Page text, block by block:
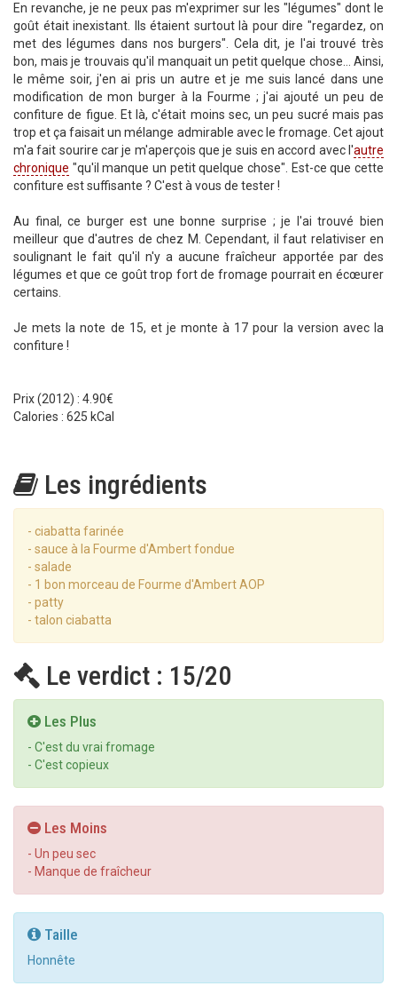
En revanche, je ne peux pas m'exprimer sur les "légumes" dont le
goût était inexistant. Ils étaient surtout là pour dire "regardez, on
met des légumes dans nos burgers". Cela dit, je l'ai trouvé très
bon, mais je trouvais qu'il manquait un petit quelque chose... Ainsi,
le même soir, j'en ai pris un autre et je me suis lancé dans une
modification de mon burger à la Fourme ; j'ai ajouté un peu de
confiture de figue. Et là, c'était moins sec, un peu sucré mais pas
trop et ça faisait un mélange admirable avec le fromage. Cet ajout
m'a fait sourire car je m'aperçois que je suis en accord avec l'autre
chronique "qu'il manque un petit quelque chose". Est-ce que cette
confiture est suffisante ? C'est à vous de tester !
Au final, ce burger est une bonne surprise ; je l'ai trouvé bien
meilleur que d'autres de chez M. Cependant, il faut relativiser en
soulignant le fait qu'il n'y a aucune fraîcheur apportée par des
légumes et que ce goût trop fort de fromage pourrait en écœurer
certains.
Je mets la note de 15, et je monte à 17 pour la version avec la
confiture !
Prix (2012) : 4.90€
Calories : 625 kCal
Les ingrédients
- ciabatta farinée
- sauce à la Fourme d'Ambert fondue
- salade
- 1 bon morceau de Fourme d'Ambert AOP
- patty
- talon ciabatta
Le verdict : 15/20
Les Plus
- C'est du vrai fromage
- C'est copieux
Les Moins
- Un peu sec
- Manque de fraîcheur
Taille
Honnête